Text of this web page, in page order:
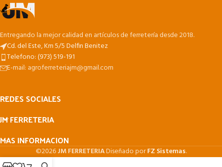
Entregando la mejor calidad en artículos de ferretería desde 2018.
Cd. del Este, Km 5/5 Delfin Benitez
Telefono: (973) 519-191
E-mail: agroferreteriajm@gmail.com
REDES SOCIALES
JM FERRETERIA
MAS INFORMACION
©2026JM FERRETERIADiseñado porFZ Sistemas.